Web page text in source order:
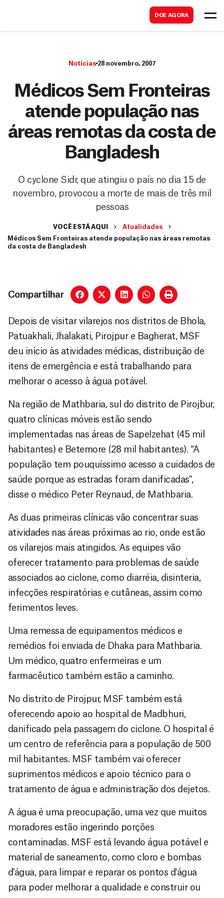
DOE AGORA
Notícias 28 novembro, 2007
Médicos Sem Fronteiras
atende população nas
áreas remotas da costa de
Bangladesh
O cyclone Sidr, que atingiu o país no dia 15 de
novembro, provocou a morte de mais de três mil
pessoas
VOCÊ ESTÁ AQUI
Atualidades
Médicos Sem Fronteiras atende população nas áreas remotas
da costa de Bangladesh
Compartilhar
Depois de visitar vilarejos nos distritos de Bhola,
Patuakhali, Jhalakati, Pirojpur e Bagherat, MSF
deu início às atividades médicas, distribuição de
itens de emergência e está trabalhando para
melhorar o acesso à água potável.
Na região de Mathbaria, sul do distrito de Pirojbur,
quatro clínicas móveis estão sendo
implementadas nas áreas de Sapelzehat (45 mil
habitantes) e Betemore (28 mil habitantes). “A
população tem pouquíssimo acesso a cuidados de
saúde porque as estradas foram danificadas",
disse o médico Peter Reynaud, de Mathbaria.
As duas primeiras clínicas vão concentrar suas
atividades nas áreas próximas ao rio, onde estão
os vilarejos mais atingidos. As equipes vão
oferecer tratamento para problemas de saúde
associados ao ciclone, como diarréia, disinteria,
infecções respiratórias e cutâneas, assim como
ferimentos leves.
Uma remessa de equipamentos médicos e
remédios foi enviada de Dhaka para Mathbaria.
Um médico, quatro enfermeiras e um
farmacêutico também estão a caminho.
No distrito de Pirojpur, MSF também está
oferecendo apoio ao hospital de Madbhuri,
danificado pela passagem do ciclone. O hospital é
um centro de referência para a população de 500
mil habitantes. MSF também vai oferecer
suprimentos médicos e apoio técnico para o
tratamento de água e administração dos dejetos.
A água é uma preocupação, uma vez que muitos
moradores estão ingerindo porções
contaminadas. MSF está levando água potável e
material de saneamento, como cloro e bombas
d'água, para limpar e reparar os pontos d'água
para poder melhorar a qualidade e construir ou
a